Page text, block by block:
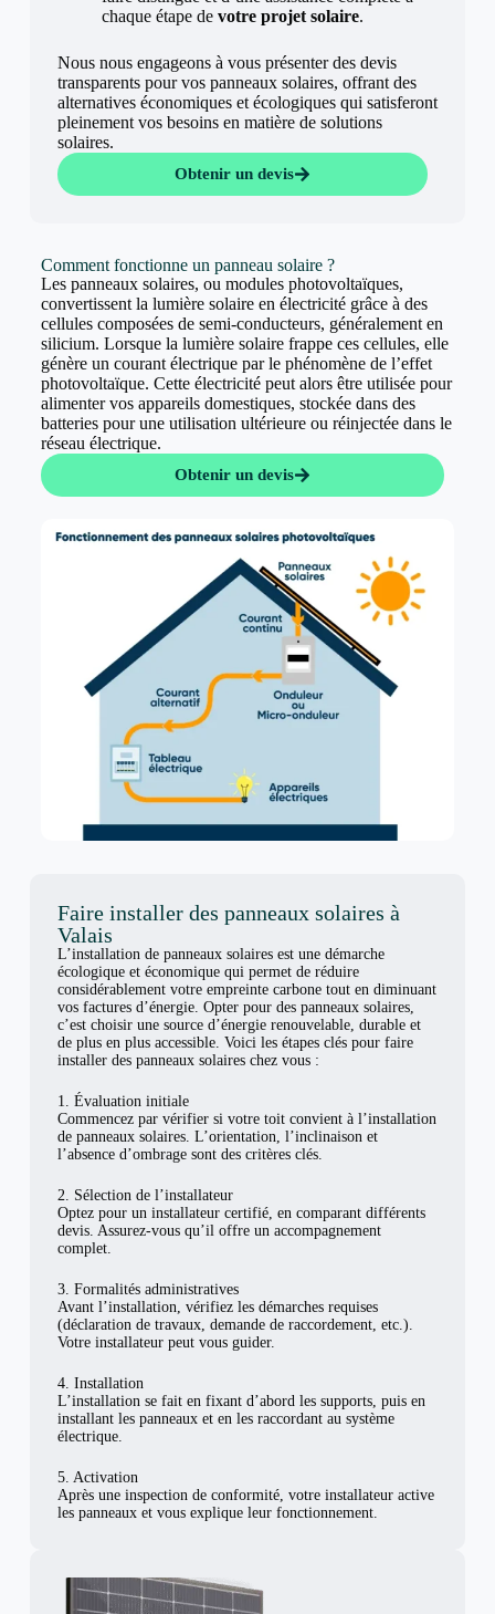
chaque étape de votre projet solaire.
Nous nous engageons à vous présenter des devis
transparents pour vos panneaux solaires, offrant des
alternatives économiques et écologiques qui satisferont
pleinement vos besoins en matière de solutions
solaires.
Obtenir un devis
Comment fonctionne un panneau solaire ?
Les panneaux solaires, ou modules photovoltaïques,
convertissent la lumière solaire en électricité grâce à des
cellules composées de semi-conducteurs, généralement en
silicium. Lorsque la lumière solaire frappe ces cellules, elle
génère un courant électrique par le phénomène de l’effet
photovoltaïque. Cette électricité peut alors être utilisée pour
alimenter vos appareils domestiques, stockée dans des
batteries pour une utilisation ultérieure ou réinjectée dans le
réseau électrique.
Obtenir un devis
Faire installer des panneaux solaires à
Valais
L’installation de panneaux solaires est une démarche
écologique et économique qui permet de réduire
considérablement votre empreinte carbone tout en diminuant
vos factures d’énergie. Opter pour des panneaux solaires,
c’est choisir une source d’énergie renouvelable, durable et
de plus en plus accessible. Voici les étapes clés pour faire
installer des panneaux solaires chez vous :
1. Évaluation initiale
Commencez par vérifier si votre toit convient à l’installation
de panneaux solaires. L’orientation, l’inclinaison et
l’absence d’ombrage sont des critères clés.
2. Sélection de l’installateur
Optez pour un installateur certifié, en comparant différents
devis. Assurez-vous qu’il offre un accompagnement
complet.
3. Formalités administratives
Avant l’installation, vérifiez les démarches requises
(déclaration de travaux, demande de raccordement, etc.).
Votre installateur peut vous guider.
4. Installation
L’installation se fait en fixant d’abord les supports, puis en
installant les panneaux et en les raccordant au système
électrique.
5. Activation
Après une inspection de conformité, votre installateur active
les panneaux et vous explique leur fonctionnement.